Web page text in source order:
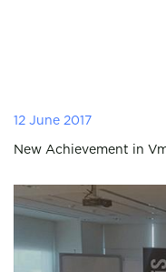
12 June 2017
New Achievement in